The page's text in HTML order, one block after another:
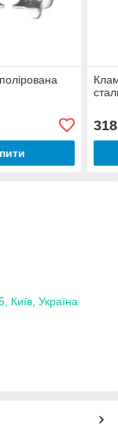
318
Київ, Україна